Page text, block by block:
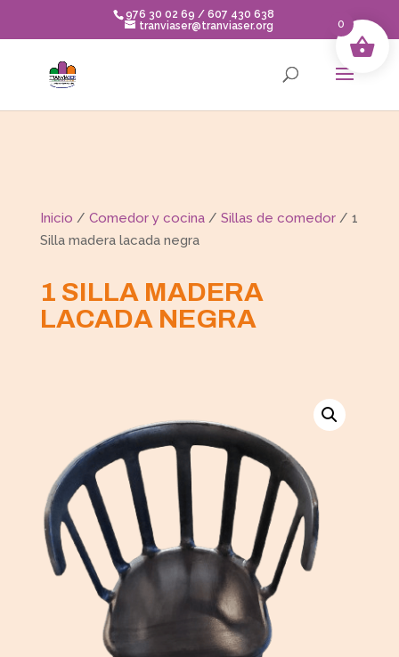
content
976 30 02 69 / 607 430 638
tranviaser@tranviaser.org
Inicio / Comedor y cocina/ Sillas de comedor/ 1
Silla madera lacada negra
1 SILLA MADERA
LACADA NEGRA
0